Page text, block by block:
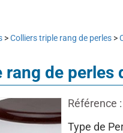
>Colliers triple rang de perles >
de perles
Référence :
Type de